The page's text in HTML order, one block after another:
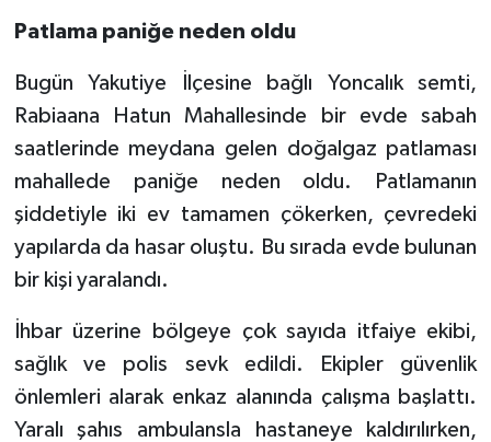
Patlama paniğe neden oldu
Bugün Yakutiye İlçesine bağlı Yoncalık semti,
Rabiaana Hatun Mahallesinde bir evde sabah
saatlerinde meydana gelen doğalgaz patlaması
mahallede paniğe neden oldu. Patlamanın
şiddetiyle iki ev tamamen çökerken, çevredeki
yapılarda da hasar oluştu. Bu sırada evde bulunan
bir kişi yaralandı.
İhbar üzerine bölgeye çok sayıda itfaiye ekibi,
sağlık ve polis sevk edildi. Ekipler güvenlik
önlemleri alarak enkaz alanında çalışma başlattı.
Yaralı şahıs ambulansla hastaneye kaldırılırken,